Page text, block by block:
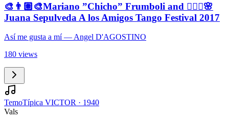
🎨👨🏽‍🎨Mariano ”Chicho” Frumboli and 🧚🏼‍♀️🌸
Juana Sepulveda A los Amigos Tango Festival 2017
Así me gusta a mí — Angel D'AGOSTINO
180 views
TemoTípica VICTOR · 1940
Vals